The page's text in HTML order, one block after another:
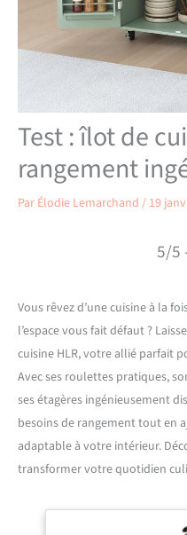
Test : îlot de
rangement
Par Élodie Lemarchand / 19
5/5
Vous rêvez d’une cuisine à la
l’espace vous fait défaut ?
cuisine HLR, votre allié parfait
Avec ses roulettes pratiques,
ses étagères ingénieusement
besoins de rangement tout en
adaptable à votre intérieur.
transformer votre quotidien